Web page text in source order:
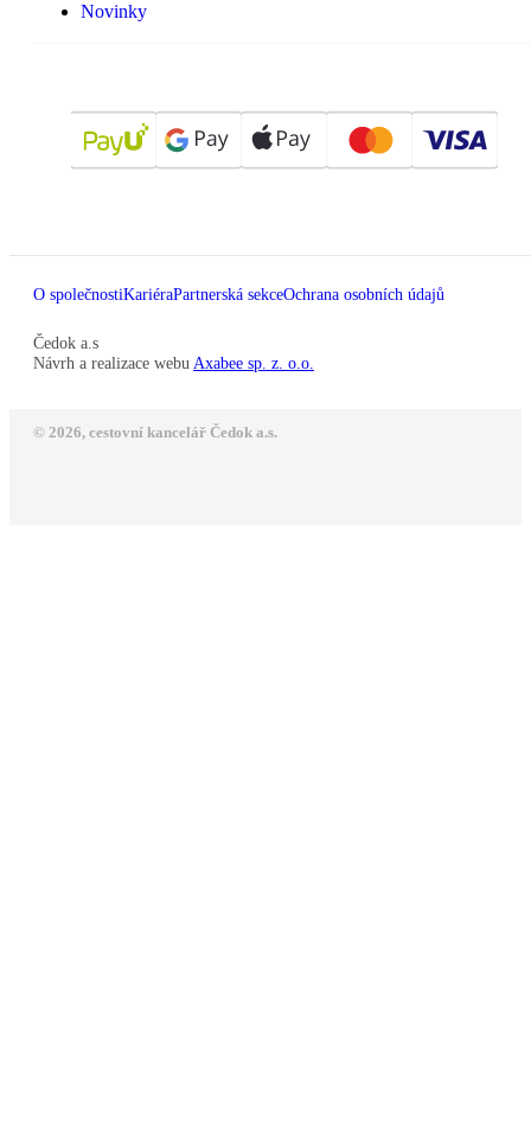
Novinky
O společnostiKariéraPartnerská sekceOchrana osobních údajů
Čedok a.s
Návrh a realizace webu Axabee sp. z. o.o.
© 2026, cestovní kancelář Čedok a.s.